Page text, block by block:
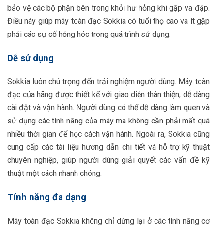
bảo vệ các bộ phận bên trong khỏi hư hỏng khi gặp va đập.
Điều này giúp máy toàn đạc Sokkia có tuổi thọ cao và ít gặp
phải các sự cố hỏng hóc trong quá trình sử dụng.
Dễ sử dụng
Sokkia luôn chú trọng đến trải nghiệm người dùng. Máy toàn
đạc của hãng được thiết kế với giao diện thân thiện, dễ dàng
cài đặt và vận hành. Người dùng có thể dễ dàng làm quen và
sử dụng các tính năng của máy mà không cần phải mất quá
nhiều thời gian để học cách vận hành. Ngoài ra, Sokkia cũng
cung cấp các tài liệu hướng dẫn chi tiết và hỗ trợ kỹ thuật
chuyên nghiệp, giúp người dùng giải quyết các vấn đề kỹ
thuật một cách nhanh chóng.
Tính năng đa dạng
Máy toàn đạc Sokkia không chỉ dừng lại ở các tính năng cơ